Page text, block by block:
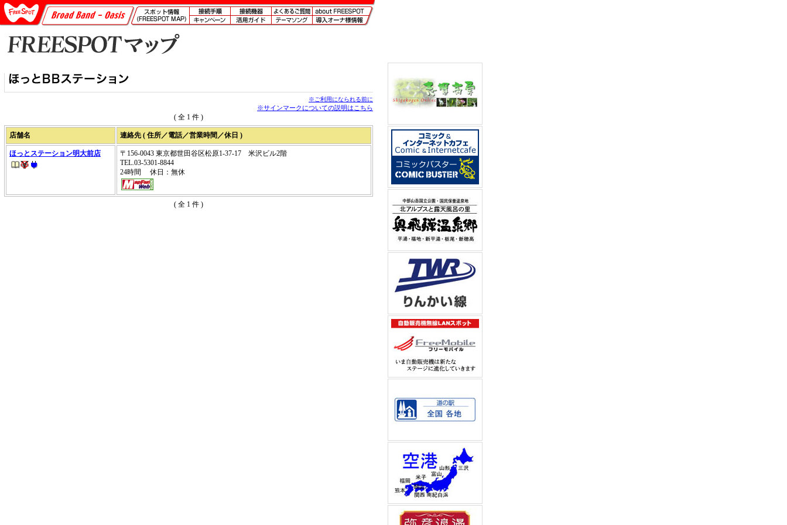
※ご利用になられる前に
※サインマークについての説明はこちら
( 全 1 件 )
店舗名 連絡先 ( 住所／電話／営業時間／休日 )
ほっとステーション明大前店
〒156-0043 東京都世田谷区松原1-37-17 米沢ビル2階
TEL.03-5301-8844
24時間 休日：無休
( 全 1 件 )